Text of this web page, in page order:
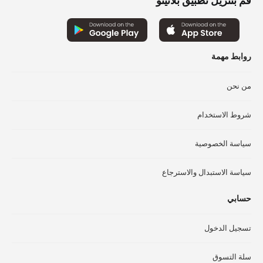
اختيار
الخيارات
روابط مهمة
من نحن
شروط الاستخدام
سياسة الخصوصية
سياسة الاستبدال والاسترجاع
حسابي
تسجيل الدخول
سلة التسوق